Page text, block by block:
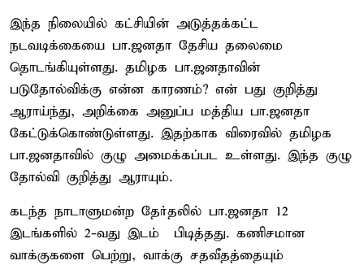
இந்த நிலையில் கட்சியின் அடுத்தக்கட்ட
நடவடிக்கையை பா.ஜனதா தேசிய தலைமை
தொடங்கியுள்ளது. தமிழக பா.ஜனதாவின்
படுதோல்விக்கு என்ன காரணம்? என் பது குறித்து
ஆராய்ந்து, அறிக்கை அனுப்ப மத்திய பா.ஜனதா
கேட்டுக்கொண்டுள்ளது. இதற்காக விரைவில் தமிழக
பா.ஜனதாவில் குழு அமைக்கப்பட உள்ளது. இந்த குழு
தோல்வி குறித்து ஆராயும்.
கடந்த நாடாளுமன்ற தேர்தலில் பா.ஜனதா 12
இடங்களில் 2-வது இடம் பிடித்தது. கணிசமான
வாக்குகளை பெற்று, வாக்கு சதவீதத்தையும்